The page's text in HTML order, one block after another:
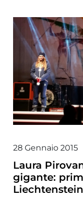
28 Gennaio 2015
Laura
gigante:
Liechtenstein